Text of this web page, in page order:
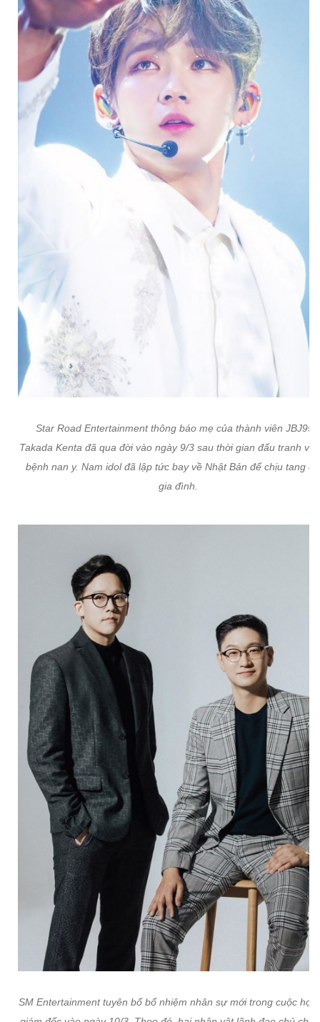
Star Road Entertainment thông báo mẹ của thành viên JBJ95 -
Takada Kenta đã qua đời vào ngày 9/3 sau thời gian đấu tranh với
bệnh nan y. Nam idol đã lập tức bay về Nhật Bản để chịu tang
gia đình.
SM Entertainment tuyên bố bổ nhiệm nhân sự mới trong cuộc họp